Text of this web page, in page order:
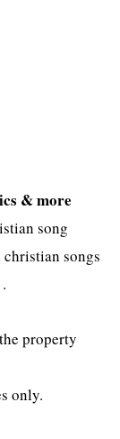
& more
song
songs
property
only.